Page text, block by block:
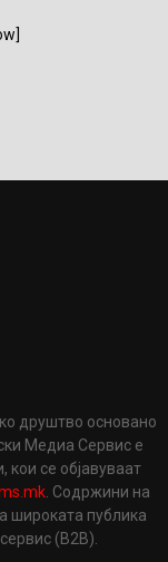
друштво основано
Медиа Сервис е
кои се објавуваат
. Содржини на
широката публика
(B2B).